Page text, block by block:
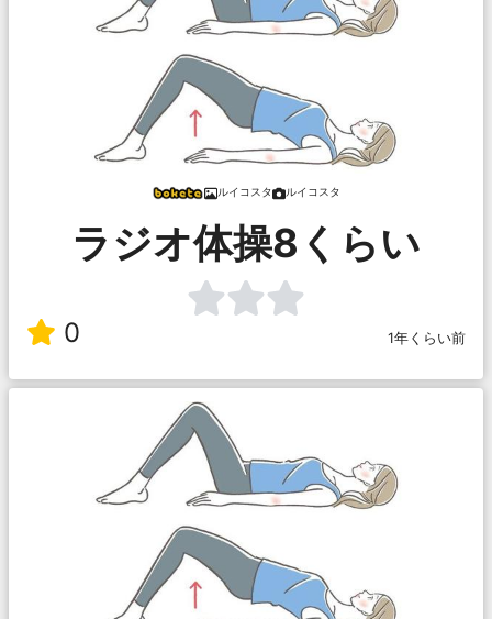
ルイコスタ ルイコスタ
ラジオ体操8くらい
0 1年くらい前